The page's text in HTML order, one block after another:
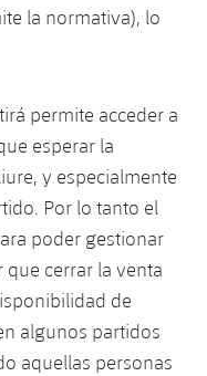
la normativa), lo
permite acceder a
esperar la
y especialmente
Por lo tanto el
poder gestionar
que cerrar la venta
de
algunos partidos
aquellas personas